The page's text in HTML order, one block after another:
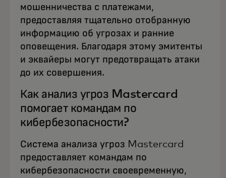
мошенничества с платежами,
предоставляя тщательно отобранную
информацию об угрозах и ранние
оповещения. Благодаря этому эмитенты
и эквайеры могут предотвращать атаки
до их совершения.
Как анализ угроз Mastercard
помогает командам по
кибербезопасности?
Система анализа угроз Mastercard
предоставляет командам по
кибербезопасности своевременную,